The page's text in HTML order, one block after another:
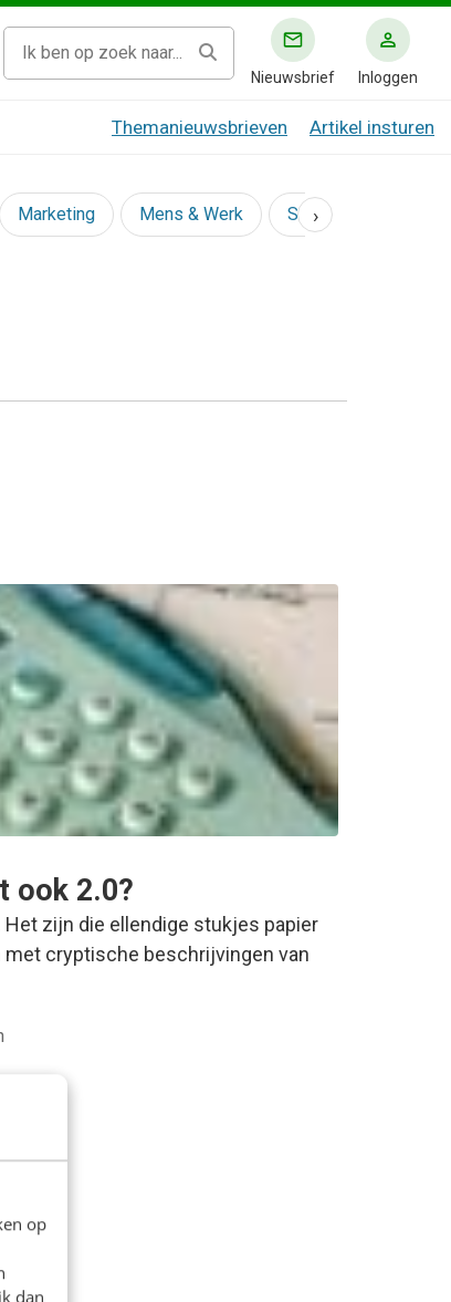
op
dan
Nieuwsbrief Inloggen
Themanieuwsbrieven Artikel insturen
Marketing Mens & Werk Social
›
ook 2.0?
zijn die ellendige stukjes papier
met cryptische beschrijvingen van